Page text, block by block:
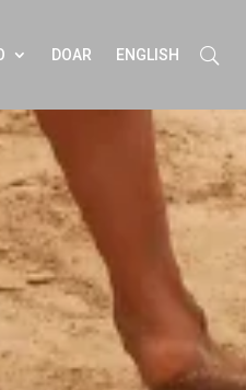
DOAR ENGLISH